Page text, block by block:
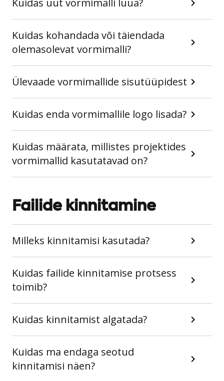
Kuidas uut vormimalli luua?
Kuidas kohandada või täiendada
olemasolevat vormimalli?
Ülevaade vormimallide sisutüüpidest
Kuidas enda vormimallile logo lisada?
Kuidas määrata, millistes projektides
vormimallid kasutatavad on?
Failide kinnitamine
Milleks kinnitamisi kasutada?
Kuidas failide kinnitamise protsess
toimib?
Kuidas kinnitamist algatada?
Kuidas ma endaga seotud
kinnitamisi näen?